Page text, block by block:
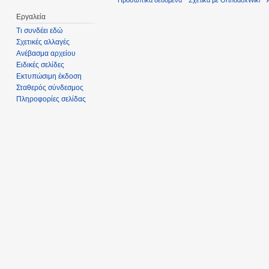
Εργαλεία
Τι συνδέει εδώ
Σχετικές αλλαγές
Ανέβασμα αρχείου
Ειδικές σελίδες
Εκτυπώσιμη έκδοση
Σταθερός σύνδεσμος
Πληροφορίες σελίδας